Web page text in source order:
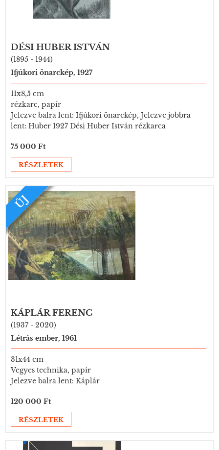
DÉSI HUBER ISTVÁN
(1895 - 1944)
Ifjúkori önarckép, 1927
11x8,5 cm
rézkarc, papír
Jelezve balra lent: Ifjúkori önarckép, Jelezve jobbra
lent: Huber 1927 Dési Huber István rézkarca
75 000 Ft
RÉSZLETEK
ÚJ
KÁPLÁR FERENC
(1937 - 2020)
Létrás ember, 1961
31x44 cm
Vegyes technika, papír
Jelezve balra lent: Káplár
120 000 Ft
RÉSZLETEK